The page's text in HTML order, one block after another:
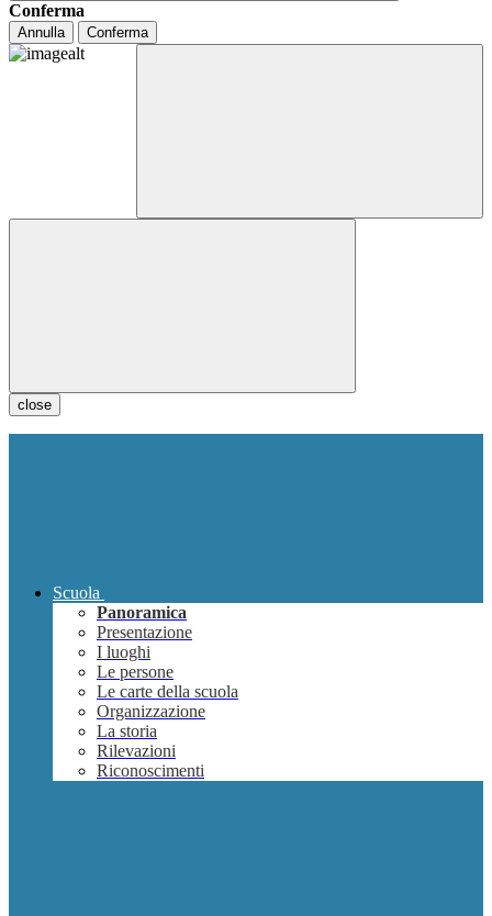
Conferma
Annulla Conferma
close
Scuola
Panoramica
Presentazione
I luoghi
Le persone
Le carte della scuola
Organizzazione
La storia
Rilevazioni
Riconoscimenti